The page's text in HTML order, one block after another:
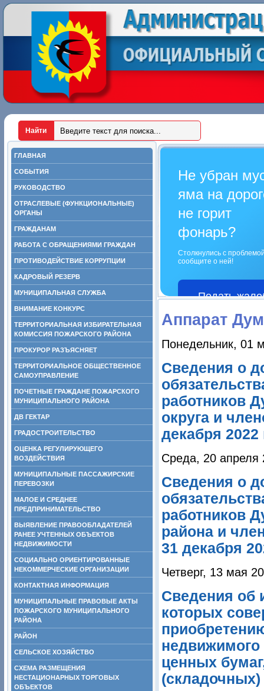
ГЛАВНАЯ
СОБЫТИЯ
РУКОВОДСТВО
ОТРАСЛЕВЫЕ (ФУНКЦИОНАЛЬНЫЕ)
ОРГАНЫ
ГРАЖДАНАМ
РАБОТА С ОБРАЩЕНИЯМИ ГРАЖДАН
ПРОТИВОДЕЙСТВИЕ КОРРУПЦИИ
КАДРОВЫЙ РЕЗЕРВ
МУНИЦИПАЛЬНАЯ СЛУЖБА
ВНИМАНИЕ КОНКУРС
ТЕРРИТОРИАЛЬНАЯ ИЗБИРАТЕЛЬНАЯ
КОМИССИЯ ПОЖАРСКОГО РАЙОНА
ПРОКУРОР РАЗЪЯСНЯЕТ
ТЕРРИТОРИАЛЬНОЕ ОБЩЕСТВЕННОЕ
САМОУПРАВЛЕНИЕ
ПОЧЕТНЫЕ ГРАЖДАНЕ ПОЖАРСКОГО
МУНИЦИПАЛЬНОГО РАЙОНА
ДВ ГЕКТАР
ГРАДОСТРОИТЕЛЬСТВО
ОЦЕНКА РЕГУЛИРУЮЩЕГО
ВОЗДЕЙСТВИЯ
МУНИЦИПАЛЬНЫЕ ПАССАЖИРСКИЕ
ПЕРЕВОЗКИ
МАЛОЕ И СРЕДНЕЕ
ПРЕДПРИНИМАТЕЛЬСТВО
ВЫЯВЛЕНИЕ ПРАВООБЛАДАТЕЛЕЙ
РАНЕЕ УЧТЕННЫХ ОБЪЕКТОВ
НЕДВИЖИМОСТИ
СОЦИАЛЬНО ОРИЕНТИРОВАННЫЕ
НЕКОММЕРЧЕСКИЕ ОРГАНИЗАЦИИ
КОНТАКТНАЯ ИНФОРМАЦИЯ
МУНИЦИПАЛЬНЫЕ ПРАВОВЫЕ АКТЫ
ПОЖАРСКОГО МУНИЦИПАЛЬНОГО
РАЙОНА
РАЙОН
СЕЛЬСКОЕ ХОЗЯЙСТВО
СХЕМА РАЗМЕЩЕНИЯ
НЕСТАЦИОНАРНЫХ ТОРГОВЫХ
ОБЪЕКТОВ
Не убран
яма на
не горит
фонарь?
Столкнулись с
сообщите о ней!
Подать
Аппарат
Понедельник, 01
Сведения о
работников
округа и
декабря 2022
Среда, 20 апреля
Сведения о
работников
района и
31 декабря
Четверг, 13 мая
Сведения об
которых
недвижимого
ценных
(складочных)